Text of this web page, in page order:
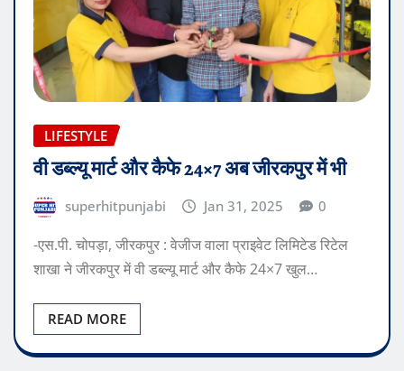
LIFESTYLE
वी डब्ल्यू मार्ट और कैफे 24×7 अब जीरकपुर में भी
superhitpunjabi Jan 31, 2025 0
-एस.पी. चोपड़ा, जीरकपुर : वेजीज वाला प्राइवेट लिमिटेड रिटेल
शाखा ने जीरकपुर में वी डब्ल्यू मार्ट और कैफे 24×7 खुल…
READ MORE